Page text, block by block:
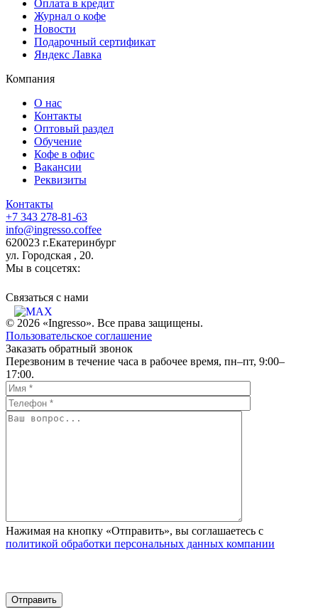
Оплата в кредит
Журнал о кофе
Новости
Подарочный сертификат
Яндекс Лавка
Компания
О нас
Контакты
Оптовый раздел
Обучение
Кофе в офис
Вакансии
Реквизиты
Контакты
+7 343 278-81-63
info@ingresso.coffee
620023 г.Екатеринбург
ул. Городская , 20.
Мы в соцсетях:
Связаться c нами
© 2026 «Ingresso». Все права защищены.
Пользовательское соглашение
Заказать обратный звонок
Перезвоним в течение часа в рабочее время, пн–пт, 9:00–
17:00.
Нажимая на кнопку «Отправить», вы соглашаетесь с
политикой обработки персональных данных компании